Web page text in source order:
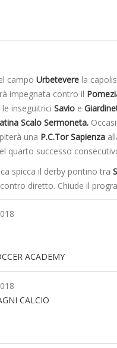
campo Urbetevere la
impegnata contro il
inseguitrici Savio e
Scalo Sermoneta.
una P.C.Tor Sapienza
quarto successo
spicca il derby pontino tra
diretto. Chiude il
ACADEMY
CALCIO